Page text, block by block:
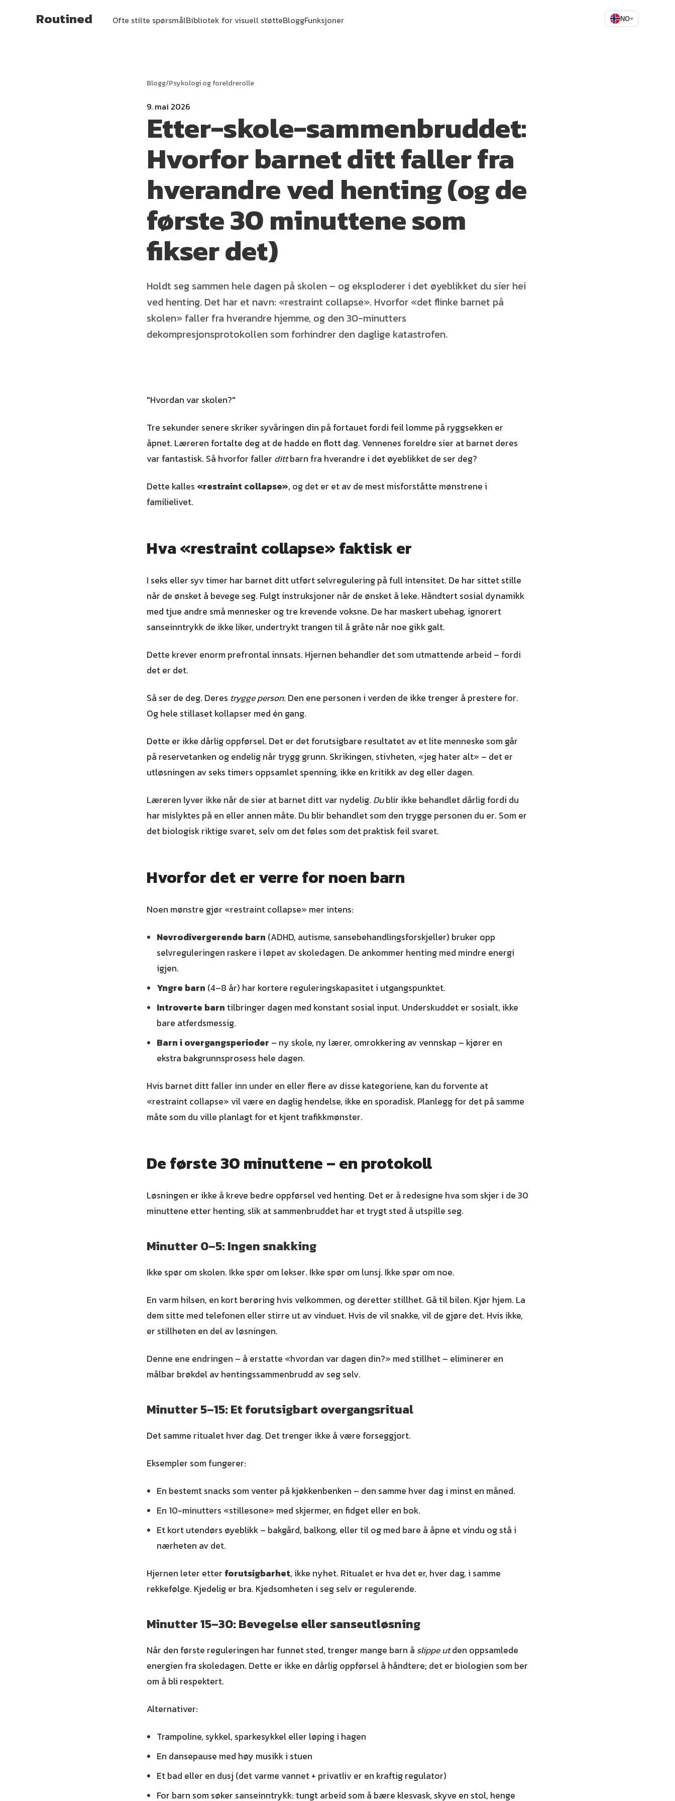
Routined Ofte stilte spørsmålBibliotek for visuell støtteBloggFunksjoner NO▾
Blogg/Psykologi og foreldrerolle
9. mai 2026
Etter-skole-sammenbruddet:
Hvorfor barnet ditt faller fra
hverandre ved henting (og de
første 30 minuttene som
fikser det)
Holdt seg sammen hele dagen på skolen – og eksploderer i det øyeblikket du sier hei
ved henting. Det har et navn: «restraint collapse». Hvorfor «det flinke barnet på
skolen» faller fra hverandre hjemme, og den 30-minutters
dekompresjonsprotokollen som forhindrer den daglige katastrofen.
"Hvordan var skolen?"
Tre sekunder senere skriker syvåringen din på fortauet fordi feil lomme på ryggsekken er
åpnet. Læreren fortalte deg at de hadde en flott dag. Vennenes foreldre sier at barnet deres
var fantastisk. Så hvorfor faller dittbarn fra hverandre i det øyeblikket de ser deg?
Dette kalles «restraint collapse», og det er et av de mest misforståtte mønstrene i
familielivet.
Hva «restraint collapse» faktisk er
I seks eller syv timer har barnet ditt utført selvregulering på full intensitet. De har sittet stille
når de ønsket å bevege seg. Fulgt instruksjoner når de ønsket å leke. Håndtert sosial dynamikk
med tjue andre små mennesker og tre krevende voksne. De har maskert ubehag, ignorert
sanseinntrykk de ikke liker, undertrykt trangen til å gråte når noe gikk galt.
Dette krever enorm prefrontal innsats. Hjernen behandler det som utmattende arbeid – fordi
det er det.
Så ser de deg. Deres trygge person. Den ene personen i verden de ikke trenger å prestere for.
Og hele stillaset kollapser med én gang.
Dette er ikke dårlig oppførsel. Det er det forutsigbare resultatet av et lite menneske som går
på reservetanken og endelig når trygg grunn. Skrikingen, stivheten, «jeg hater alt» – det er
utløsningen av seks timers oppsamlet spenning, ikke en kritikk av deg eller dagen.
Læreren lyver ikke når de sier at barnet ditt var nydelig. Dublir ikke behandlet dårlig fordi du
har mislyktes på en eller annen måte. Du blir behandlet som den trygge personen du er. Som er
det biologisk riktige svaret, selv om det føles som det praktisk feil svaret.
Hvorfor det er verre for noen barn
Noen mønstre gjør «restraint collapse» mer intens:
Nevrodivergerende barn (ADHD, autisme, sansebehandlingsforskjeller) bruker opp
selvreguleringen raskere i løpet av skoledagen. De ankommer henting med mindre energi
igjen.
Yngre barn (4–8 år) har kortere reguleringskapasitet i utgangspunktet.
Introverte barn tilbringer dagen med konstant sosial input. Underskuddet er sosialt, ikke
bare atferdsmessig.
Barn i overgangsperioder – ny skole, ny lærer, omrokkering av vennskap – kjører en
ekstra bakgrunnsprosess hele dagen.
Hvis barnet ditt faller inn under en eller flere av disse kategoriene, kan du forvente at
«restraint collapse» vil være en daglig hendelse, ikke en sporadisk. Planlegg for det på samme
måte som du ville planlagt for et kjent trafikkmønster.
De første 30 minuttene – en protokoll
Løsningen er ikke å kreve bedre oppførsel ved henting. Det er å redesigne hva som skjer i de 30
minuttene etter henting, slik at sammenbruddet har et trygt sted å utspille seg.
Minutter 0–5: Ingen snakking
Ikke spør om skolen. Ikke spør om lekser. Ikke spør om lunsj. Ikke spør om noe.
En varm hilsen, en kort berøring hvis velkommen, og deretter stillhet. Gå til bilen. Kjør hjem. La
dem sitte med telefonen eller stirre ut av vinduet. Hvis de vil snakke, vil de gjøre det. Hvis ikke,
er stillheten en del av løsningen.
Denne ene endringen – å erstatte «hvordan var dagen din?» med stillhet – eliminerer en
målbar brøkdel av hentingssammenbrudd av seg selv.
Minutter 5–15: Et forutsigbart overgangsritual
Det samme ritualet hver dag. Det trenger ikke å være forseggjort.
Eksempler som fungerer:
En bestemt snacks som venter på kjøkkenbenken – den samme hver dag i minst en måned.
En 10-minutters «stillesone» med skjermer, en fidget eller en bok.
Et kort utendørs øyeblikk – bakgård, balkong, eller til og med bare å åpne et vindu og stå i
nærheten av det.
Hjernen leter etter forutsigbarhet, ikke nyhet. Ritualet er hva det er, hver dag, i samme
rekkefølge. Kjedelig er bra. Kjedsomheten i seg selv er regulerende.
Minutter 15–30: Bevegelse eller sanseutløsning
Når den første reguleringen har funnet sted, trenger mange barn å slippe utden oppsamlede
energien fra skoledagen. Dette er ikke en dårlig oppførsel å håndtere; det er biologien som ber
om å bli respektert.
Alternativer:
Trampoline, sykkel, sparkesykkel eller løping i hagen
En dansepause med høy musikk i stuen
Et bad eller en dusj (det varme vannet + privatliv er en kraftig regulator)
For barn som søker sanseinntrykk: tungt arbeid som å bære klesvask, skyve en stol, henge